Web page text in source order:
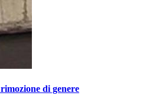
di genere